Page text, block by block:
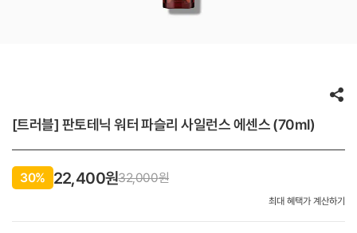
[트러블] 판토테닉 워터 파슬리 사일런스 에센스 (70ml)
최대 혜택가 계산하기
30% 22,400원32,000원